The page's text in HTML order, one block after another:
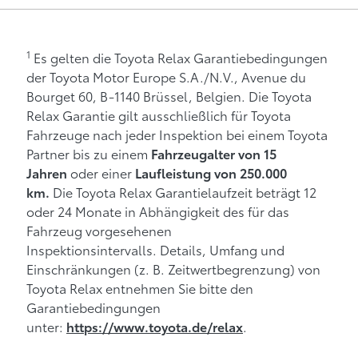
1 Es gelten die Toyota Relax Garantiebedingungen
der Toyota Motor Europe S.A./N.V., Avenue du
Bourget 60, B-1140 Brüssel, Belgien. Die Toyota
Relax Garantie gilt ausschließlich für Toyota
Fahrzeuge nach jeder Inspektion bei einem Toyota
Partner bis zu einem Fahrzeugalter von 15
Jahren oder einer Laufleistung von 250.000
km. Die Toyota Relax Garantielaufzeit beträgt 12
oder 24 Monate in Abhängigkeit des für das
Fahrzeug vorgesehenen
Inspektionsintervalls. Details, Umfang und
Einschränkungen (z. B. Zeitwertbegrenzung) von
Toyota Relax entnehmen Sie bitte den
Garantiebedingungen
unter: https://www.toyota.de/relax.